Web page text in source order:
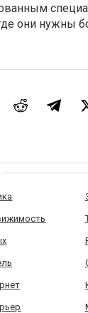
они нужны